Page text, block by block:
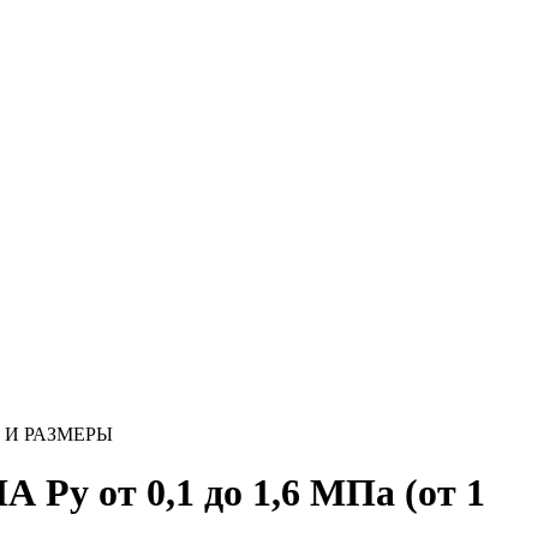
И РАЗМЕРЫ
от 0,1 до 1,6 МПа (от 1